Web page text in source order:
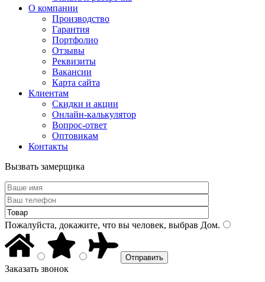
О компании
Производство
Гарантия
Портфолио
Отзывы
Реквизиты
Вакансии
Карта сайта
Клиентам
Скидки и акции
Онлайн-калькулятор
Вопрос-ответ
Оптовикам
Контакты
Вызвать замерщика
Пожалуйста, докажите, что вы человек, выбрав Дом.
Заказать звонок